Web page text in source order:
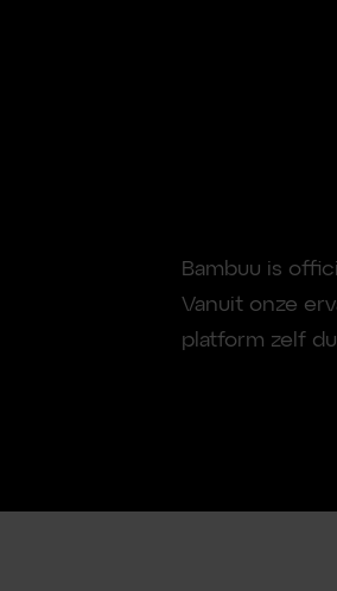
Bambuu is
Vanuit onze
platform zelf